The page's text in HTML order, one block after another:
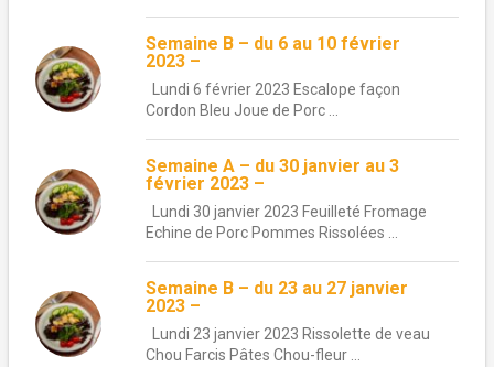
Semaine B – du 6 au 10 février
2023 –
Lundi 6 février 2023 Escalope façon
Cordon Bleu Joue de Porc ...
Semaine A – du 30 janvier au 3
février 2023 –
Lundi 30 janvier 2023 Feuilleté Fromage
Echine de Porc Pommes Rissolées ...
Semaine B – du 23 au 27 janvier
2023 –
Lundi 23 janvier 2023 Rissolette de veau
Chou Farcis Pâtes Chou-fleur ...